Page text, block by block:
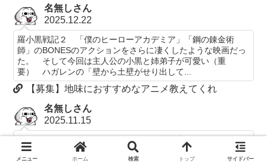
名無しさん
2025.12.22
羅小黒戦記２ 「僕のヒーローアカデミア」「鋼の錬金術
師」のBONESのアクションをさらに凄くしたような映画だっ
た。 そして今回は主人公の小黒と姉弟子が可愛い（重
要） ハガレンの「壁から土壁がせり出して...
【募集】地味におすすめなアニメ教えてくれ
名無しさん
2025.11.15
フリーレンが一般ウケしてたらコラボ商品出てる
【考察】『SPY×FAMILY』とか『葬送のフリーレ
メニュー ホーム 検索 トップ サイドバー